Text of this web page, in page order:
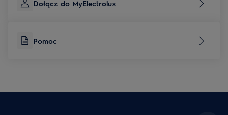
Dołącz do MyElectrolux
Pomoc